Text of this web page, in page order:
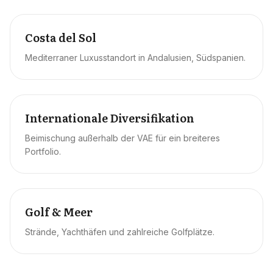
Costa del Sol
Mediterraner Luxusstandort in Andalusien, Südspanien.
Internationale Diversifikation
Beimischung außerhalb der VAE für ein breiteres
Portfolio.
Golf & Meer
Strände, Yachthäfen und zahlreiche Golfplätze.